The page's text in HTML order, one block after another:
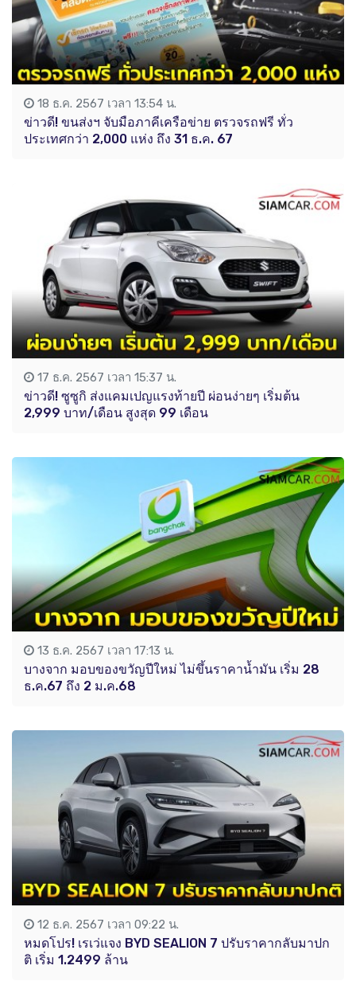
18 ธ.ค. 2567 เวลา 13:54 น.
ข่าวดี! ขนส่งฯ จับมือภาคีเครือข่าย ตรวจรถฟรี ทั่ว
ประเทศกว่า 2,000 แห่ง ถึง 31 ธ.ค. 67
17 ธ.ค. 2567 เวลา 15:37 น.
ข่าวดี! ซูซูกิ ส่งแคมเปญแรงท้ายปี ผ่อนง่ายๆ เริ่มต้น
2,999 บาท/เดือน สูงสุด 99 เดือน
13 ธ.ค. 2567 เวลา 17:13 น.
บางจาก มอบของขวัญปีใหม่ ไม่ขึ้นราคาน้ำมัน เริ่ม 28
ธ.ค.67 ถึง 2 ม.ค.68
12 ธ.ค. 2567 เวลา 09:22 น.
หมดโปร! เรเว่แจง BYD SEALION 7 ปรับราคากลับมาปก
ติ เริ่ม 1.2499 ล้าน